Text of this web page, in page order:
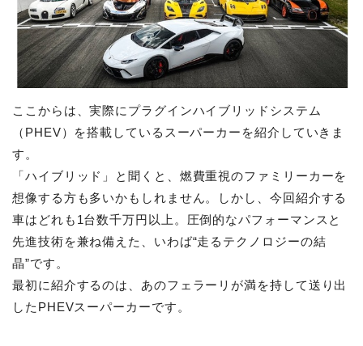
ここからは、実際にプラグインハイブリッドシステム
（PHEV）を搭載しているスーパーカーを紹介していきま
す。
「ハイブリッド」と聞くと、燃費重視のファミリーカーを
想像する方も多いかもしれません。しかし、今回紹介する
車はどれも1台数千万円以上。圧倒的なパフォーマンスと
先進技術を兼ね備えた、いわば“走るテクノロジーの結
晶”です。
最初に紹介するのは、あのフェラーリが満を持して送り出
したPHEVスーパーカーです。